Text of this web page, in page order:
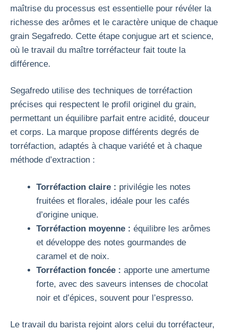
maîtrise du processus est essentielle pour révéler la
richesse des arômes et le caractère unique de chaque
grain Segafredo. Cette étape conjugue art et science,
où le travail du maître torréfacteur fait toute la
différence.
Segafredo utilise des techniques de torréfaction
précises qui respectent le profil originel du grain,
permettant un équilibre parfait entre acidité, douceur
et corps. La marque propose différents degrés de
torréfaction, adaptés à chaque variété et à chaque
méthode d’extraction :
Torréfaction claire : privilégie les notes
fruitées et florales, idéale pour les cafés
d’origine unique.
Torréfaction moyenne : équilibre les arômes
et développe des notes gourmandes de
caramel et de noix.
Torréfaction foncée : apporte une amertume
forte, avec des saveurs intenses de chocolat
noir et d’épices, souvent pour l’espresso.
Le travail du barista rejoint alors celui du torréfacteur,